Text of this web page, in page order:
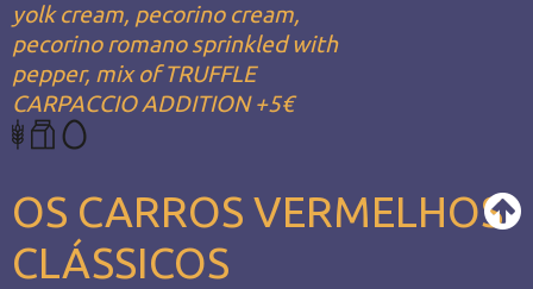
yolk cream, pecorino cream,
pecorino romano sprinkled with
pepper, mix of TRUFFLE
CARPACCIO ADDITION +5€
OS CARROS VERMELHOS
CLÁSSICOS